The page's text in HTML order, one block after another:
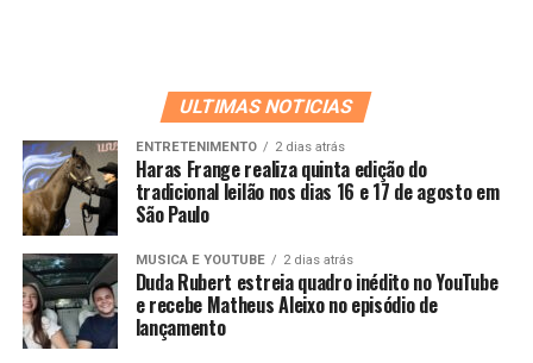
ULTIMAS NOTICIAS
ENTRETENIMENTO 2 dias atrás
Haras Frange realiza quinta edição do
tradicional leilão nos dias 16 e 17 de agosto em
São Paulo
MUSICA E YOUTUBE 2 dias atrás
Duda Rubert estreia quadro inédito no YouTube
e recebe Matheus Aleixo no episódio de
lançamento